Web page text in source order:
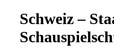
Schweiz –